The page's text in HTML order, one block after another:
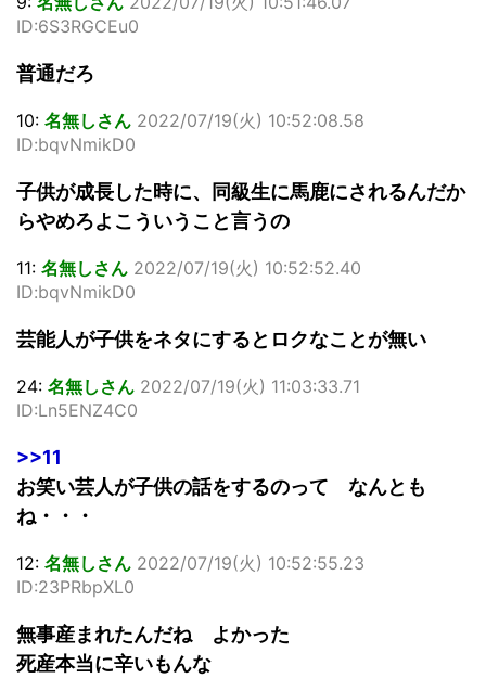
ID:6S3RGCEu0
普通だろ
10: 名無しさん 2022/07/19(火) 10:52:08.58
ID:bqvNmikD0
子供が成長した時に、同級生に馬鹿にされるんだか
らやめろよこういうこと言うの
11: 名無しさん 2022/07/19(火) 10:52:52.40
ID:bqvNmikD0
芸能人が子供をネタにするとロクなことが無い
24: 名無しさん 2022/07/19(火) 11:03:33.71
ID:Ln5ENZ4C0
>>11
お笑い芸人が子供の話をするのって なんとも
ね・・・
12: 名無しさん 2022/07/19(火) 10:52:55.23
ID:23PRbpXL0
無事産まれたんだね よかった
死産本当に辛いもんな